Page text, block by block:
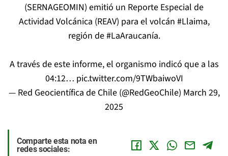
(SERNAGEOMIN) emitió un Reporte Especial de
Actividad Volcánica (REAV) para el volcán #Llaima,
región de#LaAraucanía.
A través de este informe, el organismo indicó que a las
04:12… pic.twitter.com/9TWbaiwoVI
— Red Geocientífica de Chile (@RedGeoChile) March 29,
2025
Comparte esta nota en
redes sociales: